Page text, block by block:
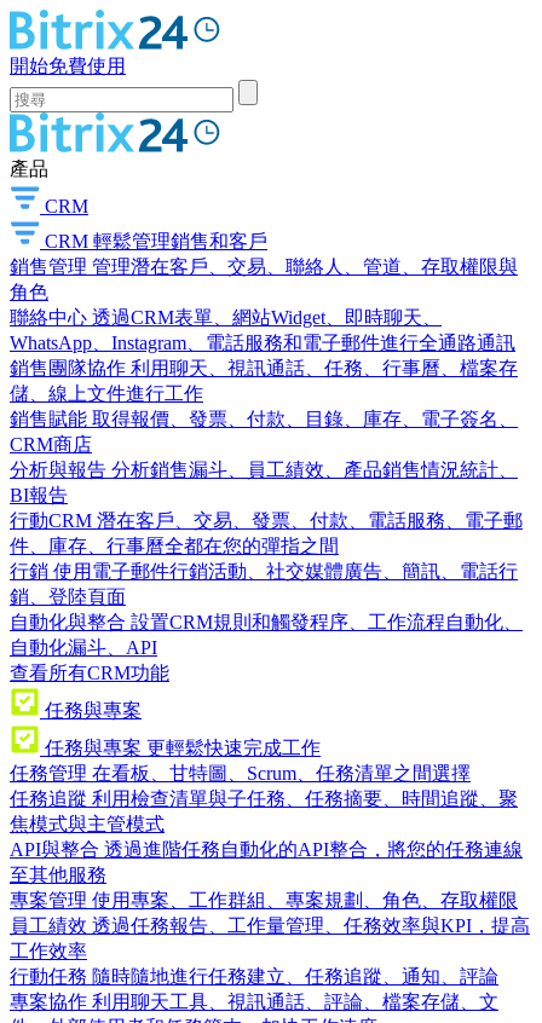
開始免費使用
產品
CRM
CRM 輕鬆管理銷售和客戶
銷售管理 管理潛在客戶、交易、聯絡人、管道、存取權限與
角色
聯絡中心 透過CRM表單、網站Widget、即時聊天、
WhatsApp、Instagram、電話服務和電子郵件進行全通路通訊
銷售團隊協作 利用聊天、視訊通話、任務、行事曆、檔案存
儲、線上文件進行工作
銷售賦能 取得報價、發票、付款、目錄、庫存、電子簽名、
CRM商店
分析與報告 分析銷售漏斗、員工績效、產品銷售情況統計、
BI報告
行動CRM 潛在客戶、交易、發票、付款、電話服務、電子郵
件、庫存、行事曆全都在您的彈指之間
行銷 使用電子郵件行銷活動、社交媒體廣告、簡訊、電話行
銷、登陸頁面
自動化與整合 設置CRM規則和觸發程序、工作流程自動化、
自動化漏斗、API
查看所有CRM功能
任務與專案
任務與專案 更輕鬆快速完成工作
任務管理 在看板、甘特圖、Scrum、任務清單之間選擇
任務追蹤 利用檢查清單與子任務、任務摘要、時間追蹤、聚
焦模式與主管模式
API與整合 透過進階任務自動化的API整合，將您的任務連線
至其他服務
專案管理 使用專案、工作群組、專案規劃、角色、存取權限
員工績效 透過任務報告、工作量管理、任務效率與KPI，提高
工作效率
行動任務 隨時隨地進行任務建立、任務追蹤、通知、評論
專案協作 利用聊天工具、視訊通話、評論、檔案存儲、文